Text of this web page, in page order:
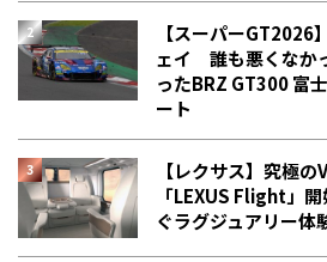
【スーパーGT2026
ェイ 誰も悪くなか
った――BRZ GT300
ート
【レクサス】究極
「LEXUS Flight」
ぐラグジュアリー体